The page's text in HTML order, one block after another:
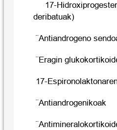
17-
deribatuak)
¨Antiandrogeno
¨Eragin
17-
¨Antiandrogenikoak